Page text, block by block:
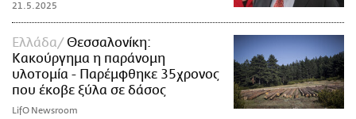
21.5.2025
Ελλάδα
Θεσσαλονίκη:
Κακούργημα η παράνομη
υλοτομία - Παρέμφθηκε 35χρονος
που έκοβε ξύλα σε δάσος
LifO Newsroom